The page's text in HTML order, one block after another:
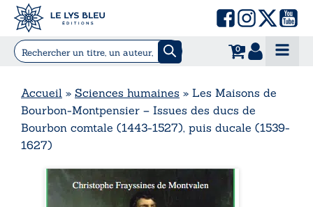
0
Accueil » Sciences humaines » Les Maisons de
Bourbon-Montpensier – Issues des ducs de
Bourbon comtale (1443-1527), puis ducale (1539-
1627)